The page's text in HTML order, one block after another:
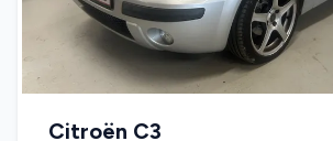
mørktonede ruder bag
splitbagsæde
Citroën C3